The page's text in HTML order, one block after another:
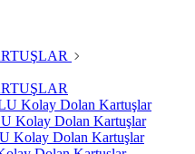
Kolay Dolan Kartuşlar
Kolay Dolan Kartuşlar
Kolay Dolan Kartuşlar